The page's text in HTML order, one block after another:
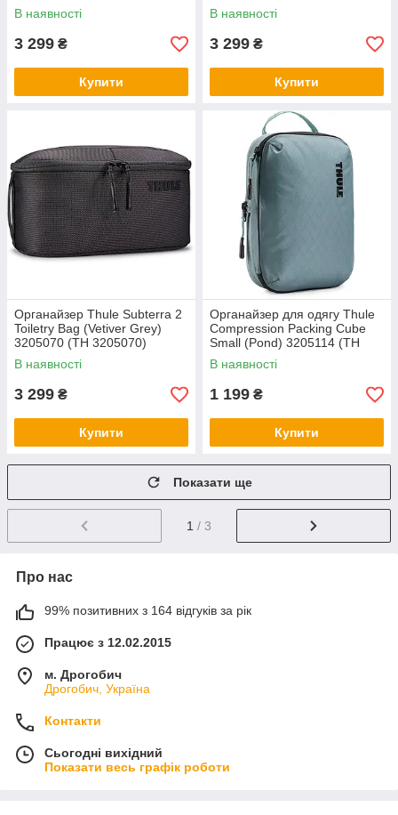
В наявності
3 299 ₴
Купити
В наявності
3 299 ₴
Купити
Органайзер Thule Subterra 2
Toiletry Bag (Vetiver Grey)
3205070 (TH 3205070)
В наявності
3 299 ₴
Купити
Органайзер для одягу Thule
Compression Packing Cube
Small (Pond) 3205114 (TH
3205114)
В наявності
1 199 ₴
Купити
Показати ще
1 / 3
Про нас
99% позитивних з 164 відгуків за рік
Працює з 12.02.2015
м. Дрогобич
Дрогобич, Україна
Контакти
Сьогодні вихідний
Показати весь графік роботи